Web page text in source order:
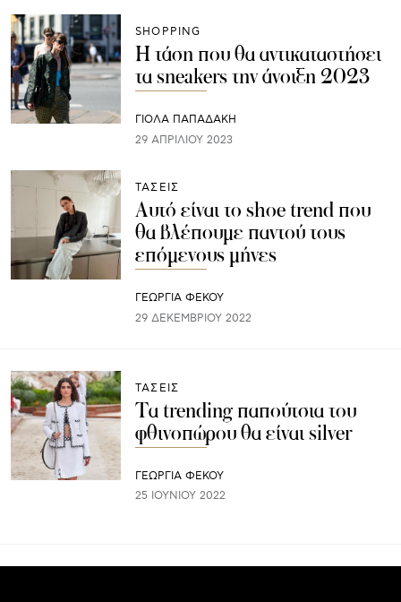
SHOPPING
Η τάση που θα αντικαταστήσει
τα sneakers την άνοιξη 2023
ΓΙΌΛΑ ΠΑΠΑΔΆΚΗ
29 ΑΠΡΙΛΊΟΥ 2023
ΤΑΣΕΙΣ
Αυτό είναι το shoe trend που
θα βλέπουμε παντού τους
επόμενους μήνες
ΓΕΩΡΓΙΑ ΦΕΚΟΥ
29 ΔΕΚΕΜΒΡΊΟΥ 2022
ΤΑΣΕΙΣ
Τα trending παπούτσια του
φθινοπώρου θα είναι silver
ΓΕΩΡΓΙΑ ΦΕΚΟΥ
25 ΙΟΥΝΊΟΥ 2022